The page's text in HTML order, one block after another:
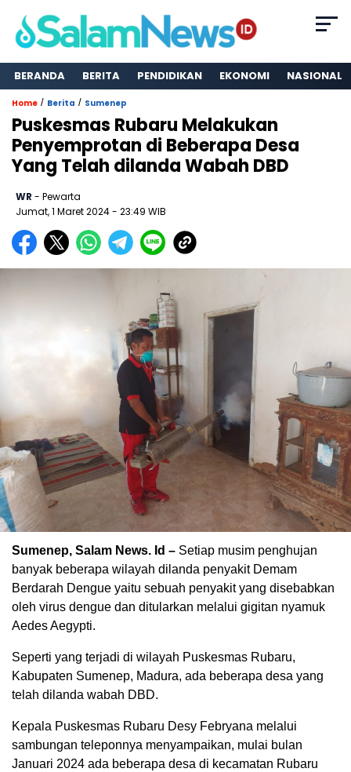
BERANDA BERITA PENDIDIKAN EKONOMI NASIONAL
Home / Berita / Sumenep
Puskesmas Rubaru Melakukan
Penyemprotan di Beberapa Desa
Yang Telah dilanda Wabah DBD
WR - Pewarta
Jumat, 1 Maret 2024- 23:49 WIB
Sumenep, Salam News. Id – Setiap musim penghujan
banyak beberapa wilayah dilanda penyakit Demam
Berdarah Dengue yaitu sebuah penyakit yang disebabkan
oleh virus dengue dan ditularkan melalui gigitan nyamuk
Aedes Aegypti.
Seperti yang terjadi di wilayah Puskesmas Rubaru,
Kabupaten Sumenep, Madura, ada beberapa desa yang
telah dilanda wabah DBD.
Kepala Puskesmas Rubaru Desy Febryana melalui
sambungan teleponnya menyampaikan, mulai bulan
Januari 2024 ada beberapa desa di kecamatan Rubaru